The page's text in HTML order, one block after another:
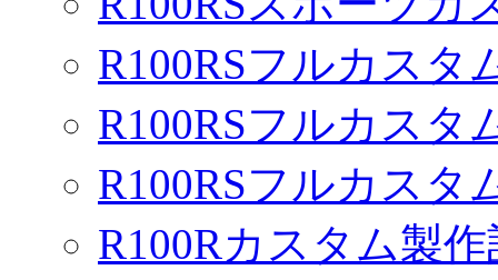
R100RSフルカスタ
R100RSフルカスタ
R100RSフルカスタ
R100Rカスタム製作